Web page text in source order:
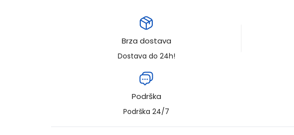
Brza dostava
Dostava do 24h!
Podrška
Podrška 24/7